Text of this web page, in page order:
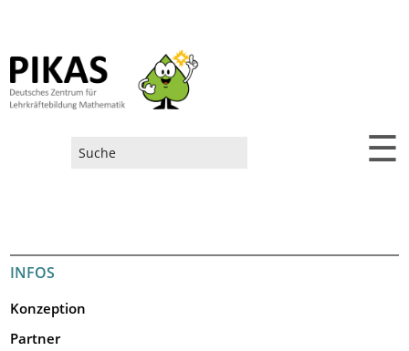
☰
INFOS
Konzeption
Partner